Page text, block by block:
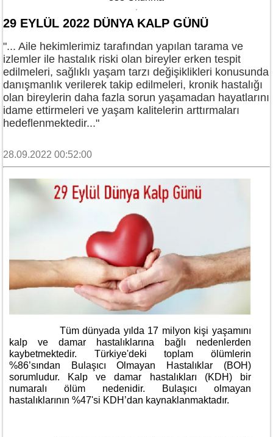
29 EYLÜL 2022 DÜNYA KALP GÜNÜ
"... Aile hekimlerimiz tarafından yapılan tarama ve
izlemler ile hastalık riski olan bireyler erken tespit
edilmeleri, sağlıklı yaşam tarzı değişiklikleri konusunda
danışmanlık verilerek takip edilmeleri, kronik hastalığı
olan bireylerin daha fazla sorun yaşamadan hayatlarını
idame ettirmeleri ve yaşam kalitelerin arttırmaları
hedeflenmektedir..."
28.09.2022 00:52:00
Tüm dünyada yılda 17 milyon kişi yaşamını
kalp ve damar hastalıklarına bağlı nedenlerden
kaybetmektedir. Türkiye'deki toplam ölümlerin
%86’sından Bulaşıcı Olmayan Hastalıklar (BOH)
sorumludur. Kalp ve damar hastalıkları (KDH) bir
numaralı ölüm nedenidir. Bulaşıcı olmayan
hastalıklarının %47'si KDH’dan kaynaklanmaktadır.